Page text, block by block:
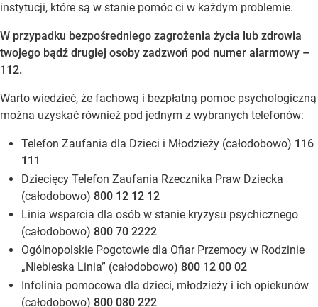
instytucji, które są w stanie pomóc ci w każdym problemie.
W przypadku bezpośredniego zagrożenia życia lub zdrowia
twojego bądź drugiej osoby zadzwoń pod numer alarmowy –
112.
Warto wiedzieć, że fachową i bezpłatną pomoc psychologiczną
można uzyskać również pod jednym z wybranych telefonów:
Telefon Zaufania dla Dzieci i Młodzieży (całodobowo) 116
111
Dziecięcy Telefon Zaufania Rzecznika Praw Dziecka
(całodobowo) 800 12 12 12
Linia wsparcia dla osób w stanie kryzysu psychicznego
(całodobowo) 800 70 2222
Ogólnopolskie Pogotowie dla Ofiar Przemocy w Rodzinie
„Niebieska Linia” (całodobowo) 800 12 00 02
Infolinia pomocowa dla dzieci, młodzieży i ich opiekunów
(całodobowo) 800 080 222